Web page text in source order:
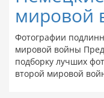
мировой
Фотографии
мировой войны
подборку лучших
второй мировой